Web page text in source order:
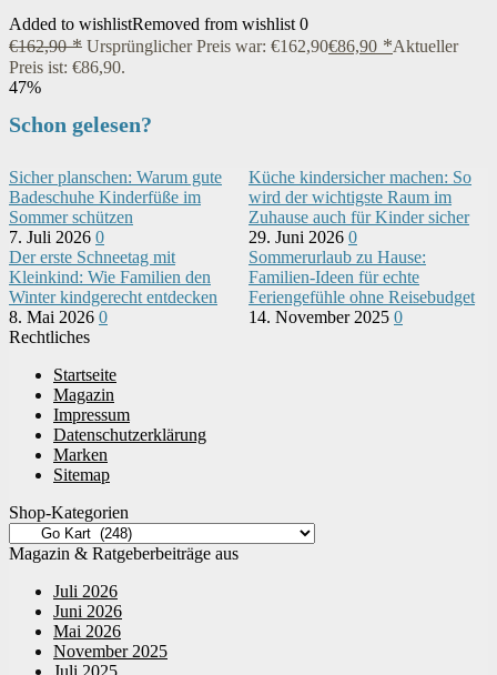
Added to wishlistRemoved from wishlist 0
€162,90 Ursprünglicher Preis war: €162,90€86,90
Aktueller
Preis ist: €86,90.
47%
Schon gelesen?
Sicher planschen: Warum gute
Badeschuhe Kinderfüße im
Sommer schützen
7. Juli 2026 0
Küche kindersicher machen: So
wird der wichtigste Raum im
Zuhause auch für Kinder sicher
29. Juni 2026 0
Der erste Schneetag mit
Kleinkind: Wie Familien den
Winter kindgerecht entdecken
8. Mai 2026 0
Sommerurlaub zu Hause:
Familien-Ideen für echte
Feriengefühle ohne Reisebudget
14. November 2025 0
Rechtliches
Startseite
Magazin
Impressum
Datenschutzerklärung
Marken
Sitemap
Shop-Kategorien
Magazin & Ratgeberbeiträge aus
Juli 2026
Juni 2026
Mai 2026
November 2025
Juli 2025